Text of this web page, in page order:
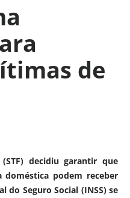
de
decidiu garantir que
podem receber
Seguro Social (INSS) se